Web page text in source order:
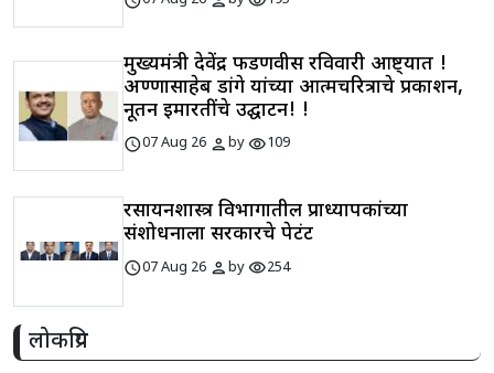
मुख्यमंत्री देवेंद्र फडणवीस रविवारी आष्ट्यात !
अण्णासाहेब डांगे यांच्या आत्मचरित्राचे प्रकाशन,
नूतन इमारतींचे उद्घाटन! !
schedule07 Aug 26 personbyvisibility109
रसायनशास्त्र विभागातील प्राध्यापकांच्या
संशोधनाला सरकारचे पेटंट
schedule07 Aug 26 personbyvisibility254
लोकप्रिय